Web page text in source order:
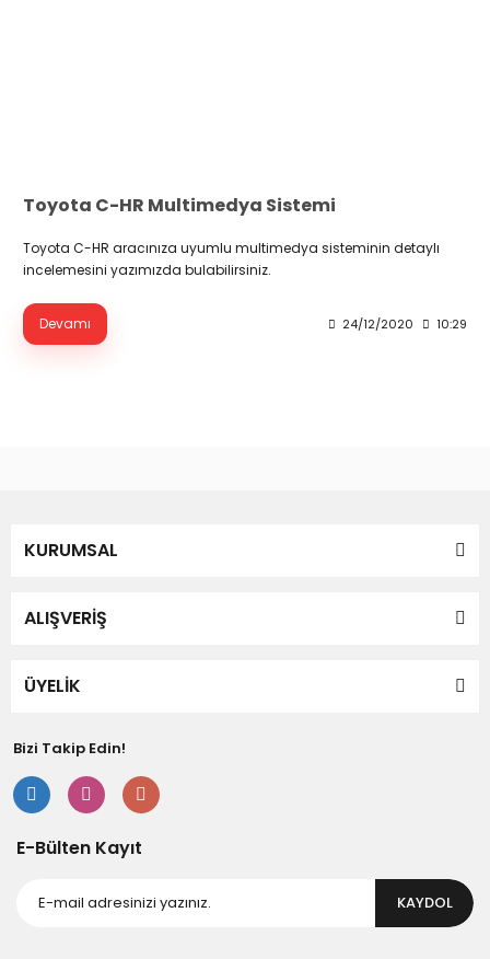
Toyota C-HR Multimedya Sistemi
Toyota C-HR aracınıza uyumlu multimedya sisteminin detaylı
incelemesini yazımızda bulabilirsiniz.
Devamı 24/12/2020 10:29
KURUMSAL
ALIŞVERİŞ
ÜYELİK
Bizi Takip Edin!
E-Bülten Kayıt
KAYDOL